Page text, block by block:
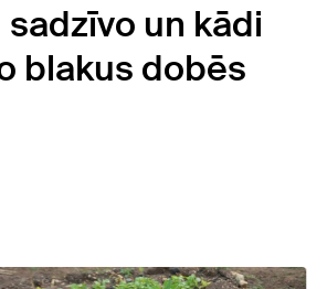
un kādi
blakus dobēs